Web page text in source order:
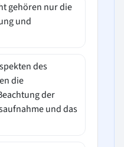
gehören nur die
und
des
die
der
und das